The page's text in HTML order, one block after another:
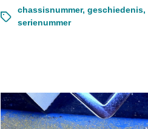
chassisnummer, geschiedenis,
serienummer